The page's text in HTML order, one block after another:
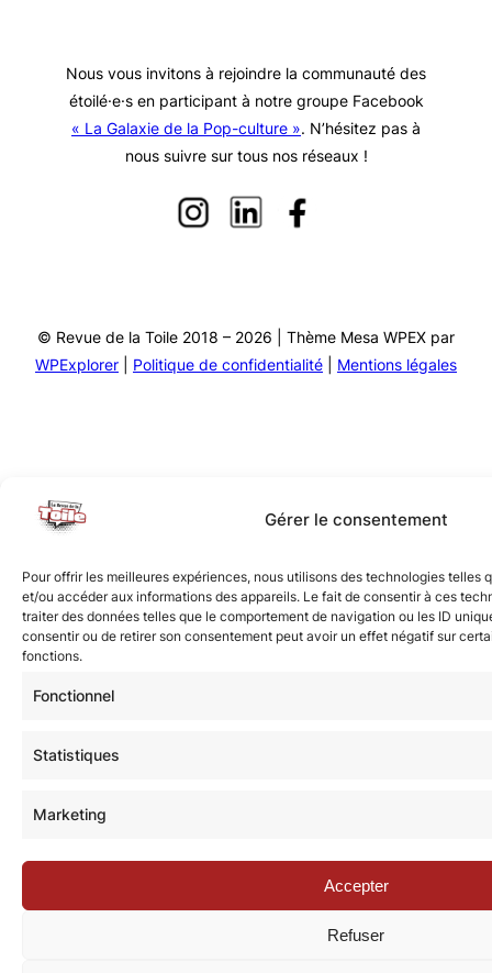
Gérer le consentement
Pour offrir les meilleures expériences, nous utilisons des technologies telles
et/ou accéder aux informations des appareils. Le fait de consentir à ces
traiter des données telles que le comportement de navigation ou les ID
consentir ou de retirer son consentement peut avoir un effet négatif sur
fonctions.
Fonctionnel
Statistiques
Marketing
Accepter
Refuser
Nous vous invitons à rejoindre la communauté des
étoilé·e·s en participant à notre groupe Facebook
« La Galaxie de la Pop-culture ». N’hésitez pas à
nous suivre sur tous nos réseaux !
© Revue de la Toile 2018 – 2026 | Thème Mesa WPEX par
WPExplorer
Politique de confidentialité Mentions légales